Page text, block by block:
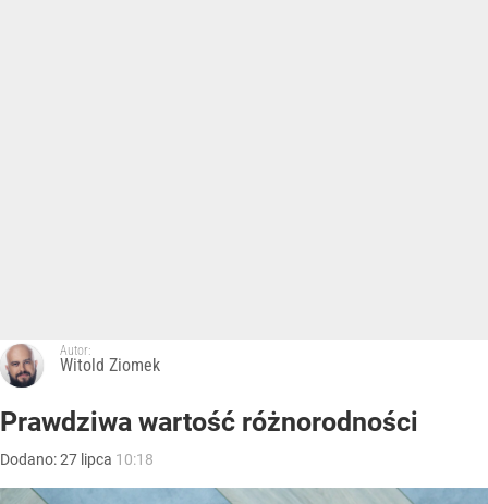
Autor:
Witold Ziomek
Prawdziwa wartość różnorodności
Dodano:27 lipca 10:18